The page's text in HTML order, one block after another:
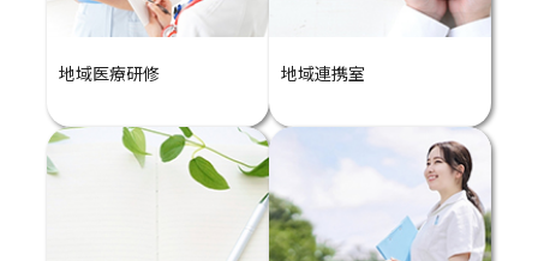
地域医療研修 地域連携室